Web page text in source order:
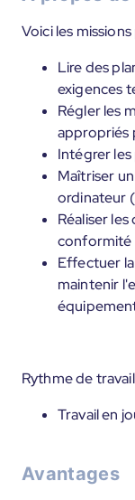
Voici les
Lire des
exigences
Régler les
appropriés
Intégrer les
Maîtriser
ordinateur
Réaliser
conformité
Effectuer
maintenir
Rythme de
Travail en
Avantages